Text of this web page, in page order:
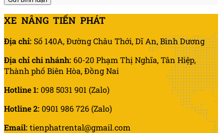
XE NÂNG TIẾN PHÁT
Địa chỉ: Số 140A, Đường Châu Thới, Dĩ An, Bình Dương
Địa chỉ chi nhánh: 60-20 Phạm Thị Nghĩa, Tân Hiệp,
Thành phố Biên Hòa, Đồng Nai
Hotline 1: 098 5031 901 (Zalo)
Hotline 2: 0901 986 726 (Zalo)
Email: tienphatrental@gmail.com